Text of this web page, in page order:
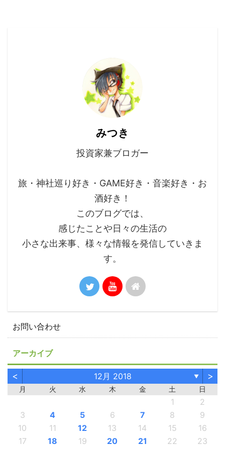
みつき
投資家兼ブロガー
旅・神社巡り好き・GAME好き・音楽好き・お
酒好き！
このブログでは、
感じたことや日々の生活の
小さな出来事、様々な情報を発信していきま
す。
お問い合わせ
アーカイブ
< 12月 2018 ▼ >
月 火 水 木 金 土 日
1
2
3
4 5 6 7 8
9
10
11 12 13 14 15
16
17
18 19 20 21 22
23